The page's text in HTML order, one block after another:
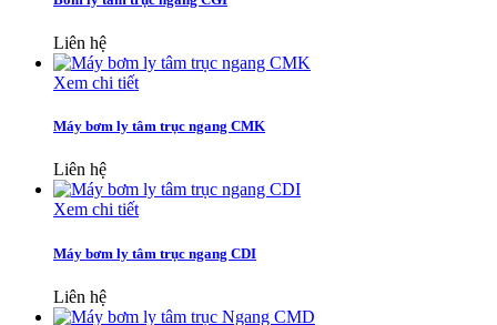
Liên hệ
Xem chi tiết
Máy bơm ly tâm trục ngang CMK
Liên hệ
Xem chi tiết
Máy bơm ly tâm trục ngang CDI
Liên hệ